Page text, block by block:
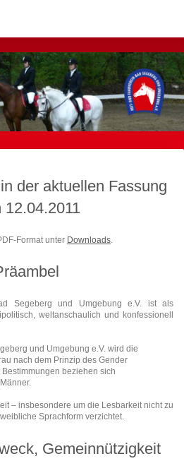
der aktuellen Fassung
12.04.2011
Format unter Downloads
Segeberg und Umgebung e.V. ist als
weltanschaulich und konfessionell
und Umgebung e.V. wird die
nach dem Prinzip des Gender
beziehen sich
– insbesondere um die Lesbarkeit nicht zu
Sprachform verzichtet.
Gemeinnützigkeit